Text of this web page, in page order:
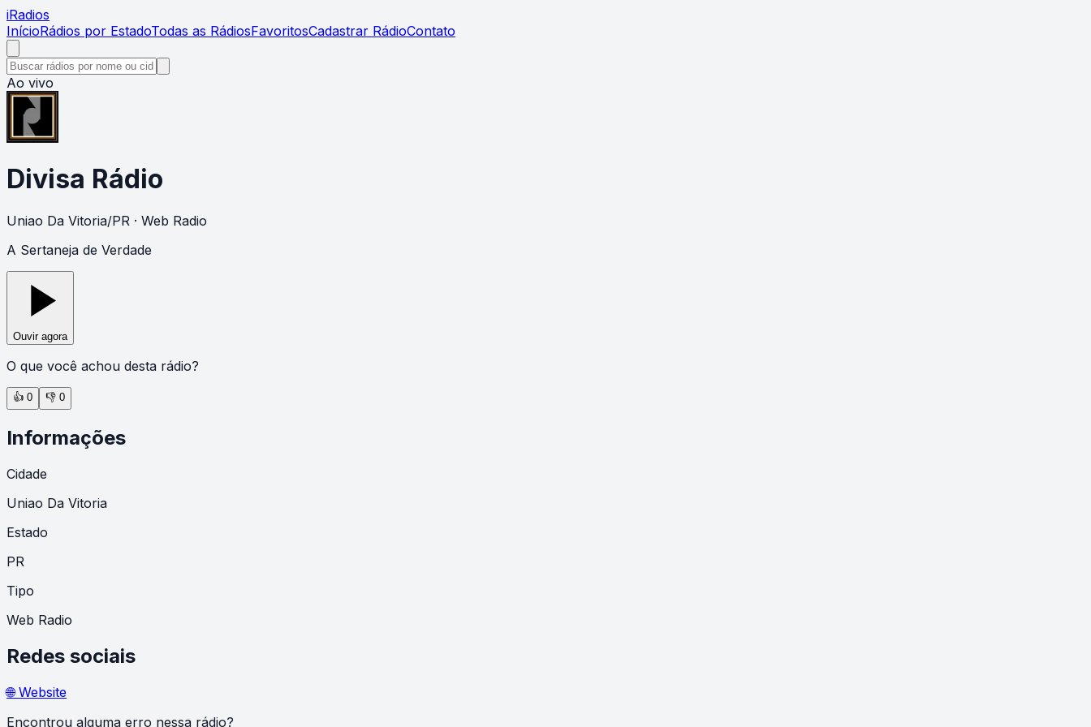
iRadios
InícioRádios por EstadoTodas as RádiosFavoritosCadastrar RádioContato
Ao vivo
Divisa Rádio
Uniao Da Vitoria/PR · Web Radio
A Sertaneja de Verdade
Ouvir agora
O que você achou desta rádio?
👍 0 👎 0
Informações
Cidade
Uniao Da Vitoria
Estado
PR
Tipo
Web Radio
Redes sociais
🌐 Website
Encontrou alguma erro nessa rádio?